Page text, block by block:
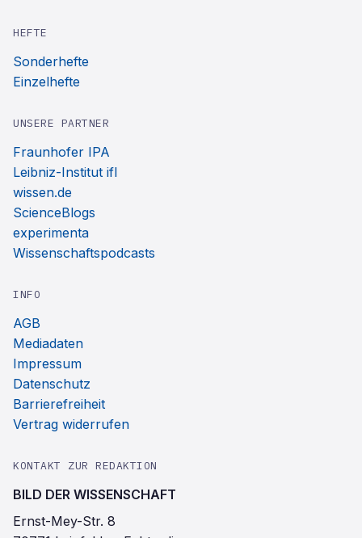
HEFTE
Sonderhefte
Einzelhefte
UNSERE PARTNER
Fraunhofer IPA
Leibniz-Institut ifl
wissen.de
ScienceBlogs
experimenta
Wissenschaftspodcasts
INFO
AGB
Mediadaten
Impressum
Datenschutz
Barrierefreiheit
Vertrag widerrufen
KONTAKT ZUR REDAKTION
BILD DER WISSENSCHAFT
Ernst-Mey-Str. 8